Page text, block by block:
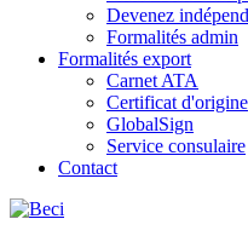
Devenez
Formalités admin
Formalités export
Carnet ATA
Certificat d'origine
GlobalSign
Service consulaire
Contact